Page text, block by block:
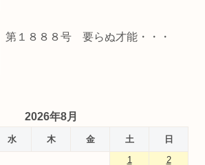
第１８８８号 要らぬ才能・・・
2026年8月
水 木 金 土
日
1
2